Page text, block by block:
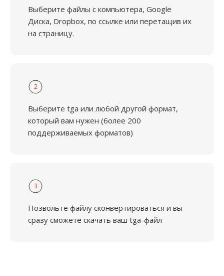
Выберите файлы с компьютера, Google
Диска, Dropbox, по ссылке или перетащив их
на страницу.
2
Выберите tga или любой другой формат,
который вам нужен (более 200
поддерживаемых форматов)
3
Позвольте файлу сконвертироваться и вы
сразу сможете скачать ваш tga-файл